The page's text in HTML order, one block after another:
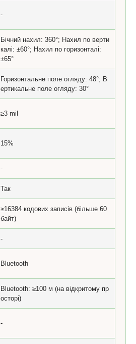
-
Бічний нахил: 360°; Нахил по верти
калі: ±60°; Нахил по горизонталі:
±65°
Горизонтальне поле огляду: 48°; В
ертикальне поле огляду: 30°
≥3 mil
15%
-
Так
≥16384 кодових записів (більше 60
байт)
-
Bluetooth
Bluetooth: ≥100 м (на відкритому пр
осторі)
-